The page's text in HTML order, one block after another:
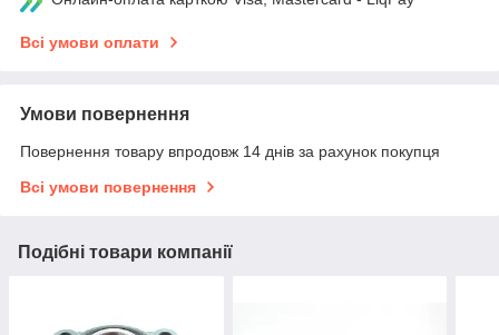
Всі умови оплати
Умови повернення
Повернення товару впродовж 14 днів за рахунок покупця
Всі умови повернення
Подібні товари компанії